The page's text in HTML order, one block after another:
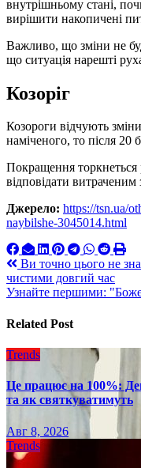
внутрішньому стані,
вирішити накопичені
Важливо, що зміни не
що ситуація нарешті
Козоріг
Козороги відчують
наміченого, то після 20
Покращення торкнеться
відповідати витраченим
Джерело: https://tsn.ua/
naybilshe-3045014.html
Навигация
по
Ви точно цього не
чистими довгий час
Узнайте першими:
Related Post
Trends
Це працює на 100%:
та як святкуватимуть
Авг 8, 2026
Trends